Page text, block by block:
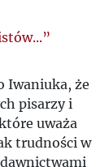
T
U
Iwaniuka, że
pisarzy i
uważa
trudności w